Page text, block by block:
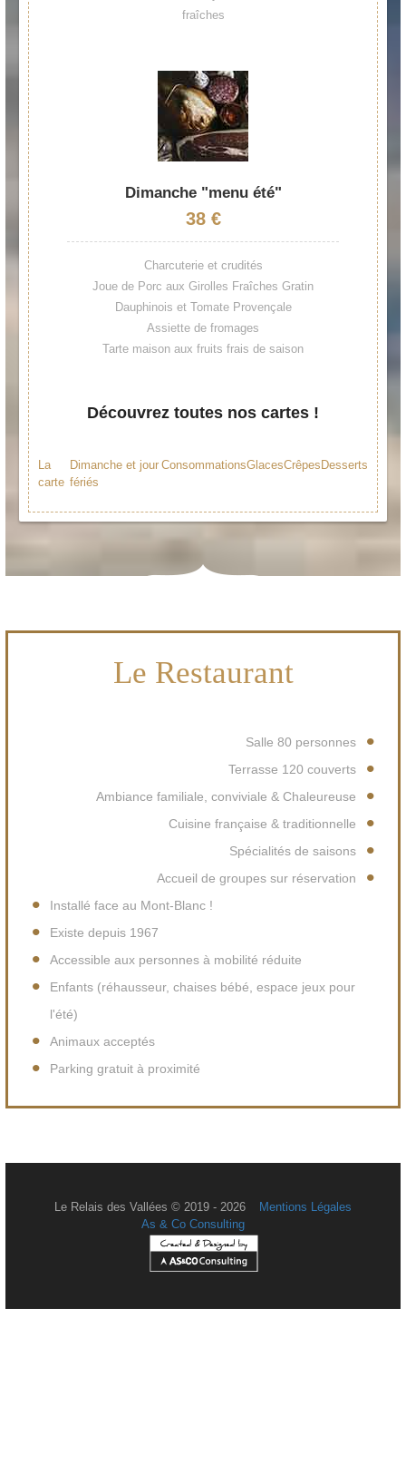
fraîches
Dimanche "menu été"
38 €
Charcuterie et crudités
Joue de Porc aux Girolles Fraîches Gratin
Dauphinois et Tomate Provençale
Assiette de fromages
Tarte maison aux fruits frais de saison
Découvrez toutes nos cartes !
La
carte
Dimanche et jour
fériés
ConsommationsGlacesCrêpes Desserts
Le Restaurant
Salle 80 personnes
Terrasse 120 couverts
Ambiance familiale, conviviale & Chaleureuse
Cuisine française & traditionnelle
Spécialités de saisons
Accueil de groupes sur réservation
Installé face au Mont-Blanc !
Existe depuis 1967
Accessible aux personnes à mobilité réduite
Enfants (réhausseur, chaises bébé, espace jeux pour
l'été)
Animaux acceptés
Parking gratuit à proximité
Le Relais des Vallées © 2019 - 2026
Mentions Légales
As & Co Consulting